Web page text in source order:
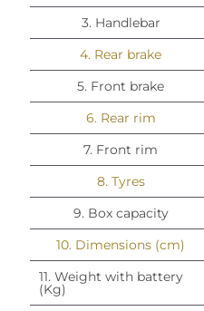
3. Handlebar
4. Rear brake
5. Front brake
6. Rear rim
7. Front rim
8. Tyres
9. Box capacity
10. Dimensions (cm)
11. Weight with battery
(Kg)